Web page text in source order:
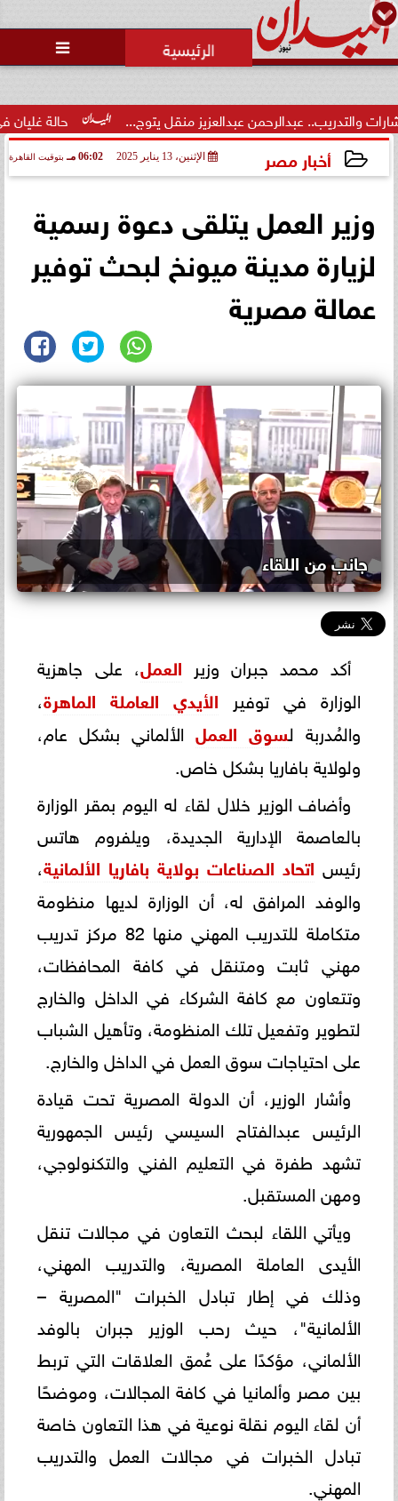

حالة غليان في نادي الشيخ زايد: عبدالعزيز منقل يتوج...
أخبار مصر الإثنين، 13 يناير 2025 06:02 مـ بتوقيت القاهرة
وزير العمل يتلقى دعوة رسمية
لزيارة مدينة ميونخ لبحث توفير
عمالة مصرية
جانب من اللقاء
أكد محمد جبران وزير العمل، على جاهزية
الوزارة في توفير الأيدي العاملة الماهرة،
والمُدربة لسوق العمل الألماني بشكل عام،
ولولاية بافاريا بشكل خاص.
وأضاف الوزير خلال لقاء له اليوم بمقر الوزارة
بالعاصمة الإدارية الجديدة، ويلفروم هاتس
رئيس اتحاد الصناعات بولاية بافاريا الألمانية،
والوفد المرافق له، أن الوزارة لديها منظومة
متكاملة للتدريب المهني منها 82 مركز تدريب
مهني ثابت ومتنقل في كافة المحافظات،
وتتعاون مع كافة الشركاء في الداخل والخارج
لتطوير وتفعيل تلك المنظومة، وتأهيل الشباب
على احتياجات سوق العمل في الداخل والخارج.
وأشار الوزير، أن الدولة المصرية تحت قيادة
الرئيس عبدالفتاح السيسي رئيس الجمهورية
تشهد طفرة في التعليم الفني والتكنولوجي،
ومهن المستقبل.
ويأتي اللقاء لبحث التعاون في مجالات تنقل
الأيدى العاملة المصرية، والتدريب المهني،
وذلك في إطار تبادل الخبرات "المصرية –
الألمانية"، حيث رحب الوزير جبران بالوفد
الألماني، مؤكدًا على عُمق العلاقات التي تربط
بين مصر وألمانيا في كافة المجالات، وموضحًا
أن لقاء اليوم نقلة نوعية في هذا التعاون خاصة
تبادل الخبرات في مجالات العمل والتدريب
المهني.
محاولات لإخفاء المقاعد عن أعضاء
الجمعية العمومية خلال الإفطار